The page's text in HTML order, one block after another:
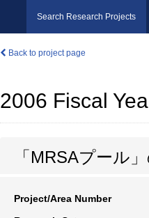
Search Research Projects
Back to project page
2006 Fiscal
「MRSAプール
Project/Area Number